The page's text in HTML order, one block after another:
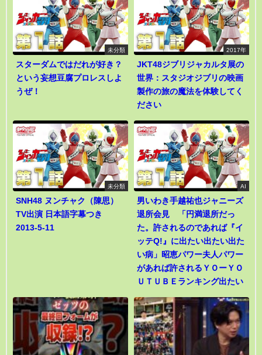
未分類
スターダムではだれが好き？
という妄想豆腐プロレスしよ
うぜ！
2017年
JKT48ジブリジャカルタ展の
世界：スタジオジブリの映画
製作の旅の魔法を体験してく
ださい
未分類
SNH48 ヌンチャク（陳思）
TV出演 日本語字幕つき
2013-5-11
AI
男いわき手越祐也ジャニーズ
退所会見 「円満退所だっ
た。許されるのであれば『イ
ッテQ!』に出たい出たい出た
い病」昭恵パワー夫人パワー
があれば許されるＹＯーＹＯ
ＵＴＵＢＥランキング出たい